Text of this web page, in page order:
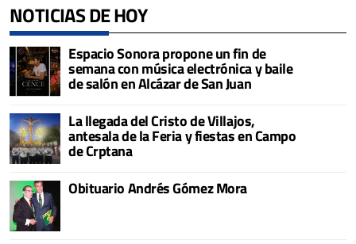
NOTICIAS DE HOY
Espacio Sonora propone un fin de
semana con música electrónica y baile
de salón en Alcázar de San Juan
La llegada del Cristo de Villajos,
antesala de la Feria y fiestas en Campo
de Crptana
Obituario Andrés Gómez Mora